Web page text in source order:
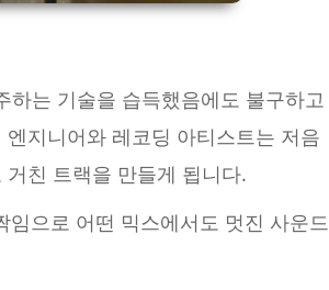
는 기술을 습득했음에도 불구하고
지니어와 레코딩 아티스트는 저음
친 트랙을 만들게 됩니다.
으로 어떤 믹스에서도 멋진 사운드